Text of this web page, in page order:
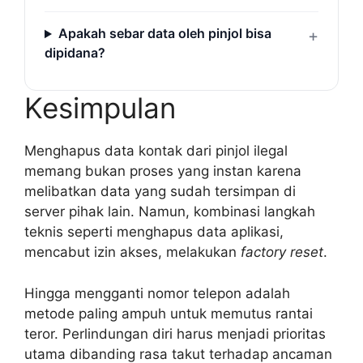
Apakah sebar data oleh pinjol bisa
dipidana?
Kesimpulan
Menghapus data kontak dari pinjol ilegal
memang bukan proses yang instan karena
melibatkan data yang sudah tersimpan di
server pihak lain. Namun, kombinasi langkah
teknis seperti menghapus data aplikasi,
mencabut izin akses, melakukan factory reset.
Hingga mengganti nomor telepon adalah
metode paling ampuh untuk memutus rantai
teror. Perlindungan diri harus menjadi prioritas
utama dibanding rasa takut terhadap ancaman